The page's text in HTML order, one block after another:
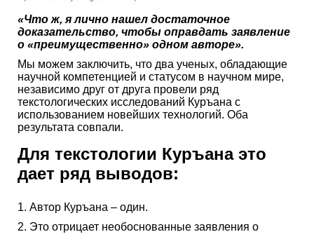
«Что ж, я лично нашел достаточное
доказательство, чтобы оправдать заявление
о «преимущественно» одном авторе».
Мы можем заключить, что два ученых, обладающие
научной компетенцией и статусом в научном мире,
независимо друг от друга провели ряд
текстологических исследований Куръана с
использованием новейших технологий. Оба
результата совпали.
Для текстологии Куръана это
дает ряд выводов:
1. Автор Куръана – один.
2. Это отрицает необоснованные заявления о